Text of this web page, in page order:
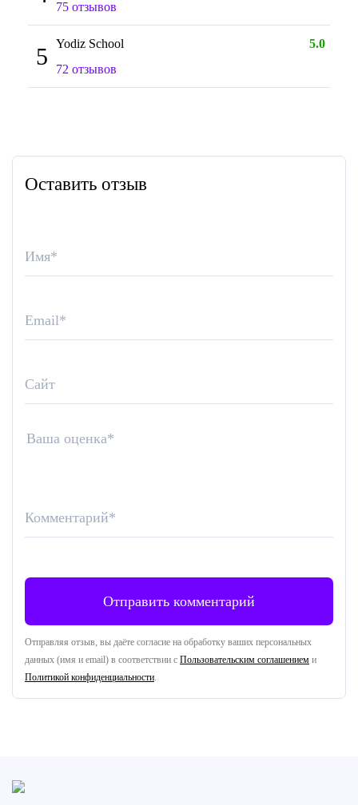
75 отзывов
5 Yodiz School
5.0
72 отзывов
Оставить отзыв
Ваша оценка*
Комментарий*
Имя*
Email*
Сайт
Отправляя отзыв, вы даёте согласие на обработку ваших персональных
данных (имя и email) в соответствии с Пользовательским соглашением и
Политикой конфиденциальности.